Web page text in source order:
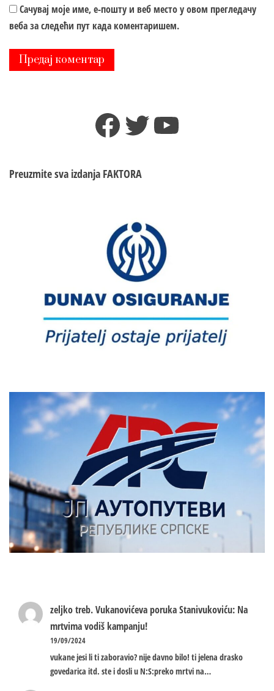
Сачувај моје име, е-пошту и веб место у овом прегледачу
веба за следећи пут када коментаришем.
Facebook
TwitterYouTube
Preuzmite sva izdanja FAKTORA
zeljko treb.Vukanovićeva poruka Stanivukoviću: Na
mrtvima vodiš kampanju!
19/09/2024
vukane jesi li ti zaboravio? nije davno bilo! ti jelena drasko
govedarica itd. ste i dosli u N:S:preko mrtvi na…